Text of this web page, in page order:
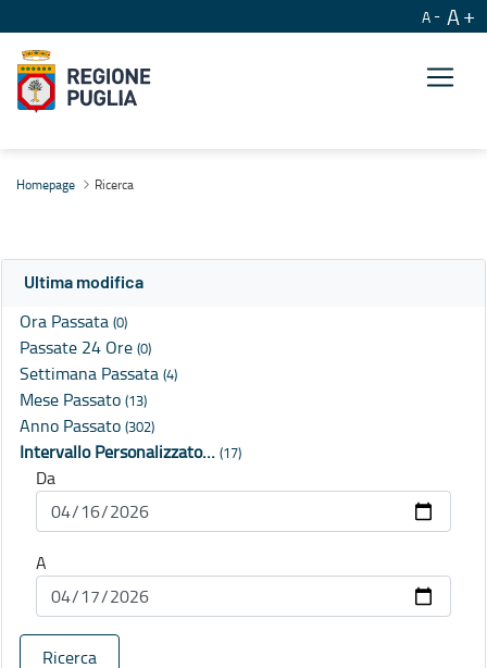
A A
Homepage Ricerca
Ultima modifica
Ora Passata (0)
Passate 24 Ore (0)
Settimana Passata (4)
Mese Passato (13)
Anno Passato (302)
Intervallo Personalizzato… (17)
Da
A
Ricerca